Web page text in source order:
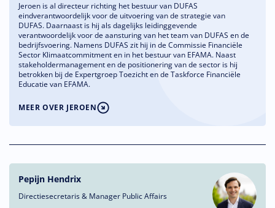
Jeroen is al directeur richting het bestuur van DUFAS
eindverantwoordelijk voor de uitvoering van de strategie van
DUFAS. Daarnaast is hij als dagelijks leidinggevende
verantwoordelijk voor de aansturing van het team van DUFAS en de
bedrijfsvoering. Namens DUFAS zit hij in de Commissie Financiële
Sector Klimaatcommitment en in het bestuur van EFAMA. Naast
stakeholdermanagement en de positionering van de sector is hij
betrokken bij de Expertgroep Toezicht en de Taskforce Financiële
Educatie van EFAMA.
MEER OVER JEROEN
Pepijn Hendrix
Directiesecretaris & Manager Public Affairs